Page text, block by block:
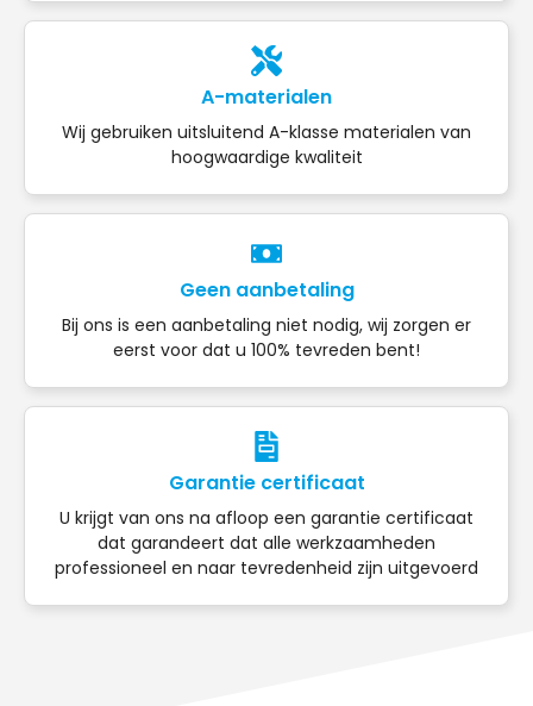
A-materialen
Wij gebruiken uitsluitend A-klasse materialen van
hoogwaardige kwaliteit
Geen aanbetaling
Bij ons is een aanbetaling niet nodig, wij zorgen er
eerst voor dat u 100% tevreden bent!
Garantie certificaat
U krijgt van ons na afloop een garantie certificaat
dat garandeert dat alle werkzaamheden
professioneel en naar tevredenheid zijn uitgevoerd